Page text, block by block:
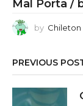
Mal Porta /
by Chileton
PREVIOUS